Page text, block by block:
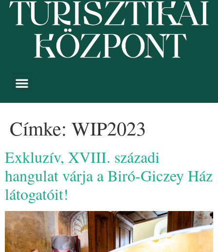
Címke: WIP2023
Exkluzív, XVIII. századi
hangulat várja a Biró-Giczey Ház
látogatóit!